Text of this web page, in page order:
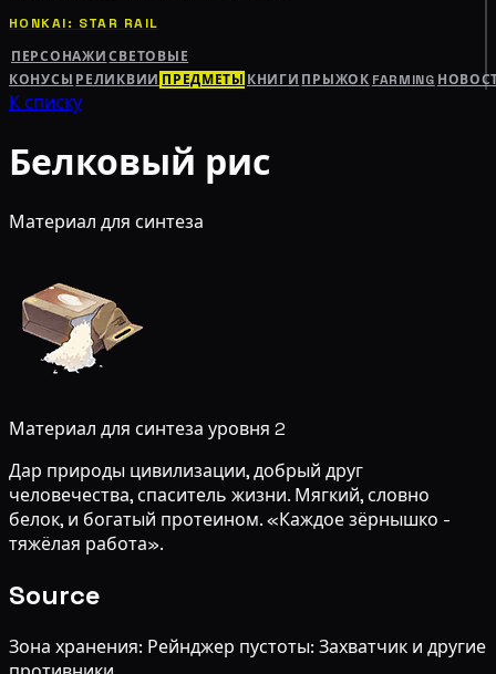
HONKAI: STAR RAIL
ПЕРСОНАЖИ СВЕТОВЫЕ
КОНУСЫ РЕЛИКВИИ ПРЕДМЕТЫ КНИГИ ПРЫЖОК FARMING
К списку
Белковый рис
Материал для синтеза
Материал для синтеза уровня 2
Дар природы цивилизации, добрый друг
человечества, спаситель жизни. Мягкий, словно
белок, и богатый протеином. «Каждое зёрнышко -
тяжёлая работа».
Source
Зона хранения: Рейнджер пустоты: Захватчик и другие